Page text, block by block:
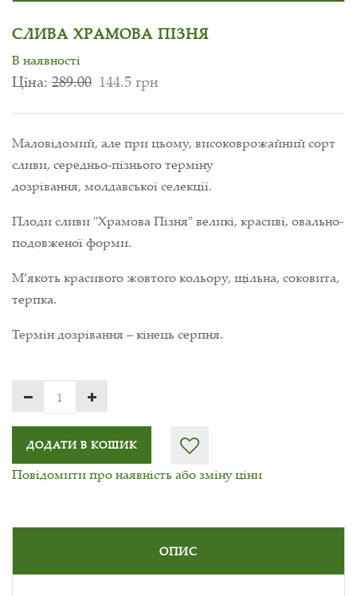
СЛИВА ХРАМОВА ПІЗНЯ
В наявності
Ціна: 289.00 144.5 грн
Маловідомий, але при цьому, високоврожайний сорт
сливи, середньо-пізнього терміну
дозрівання, молдавської селекції.
Плоди сливи "Храмова Пізня" великі, красиві, овально-
подовженої форми.
М’якоть красивого жовтого кольору, щільна, соковита,
терпка.
Термін дозрівання – кінець серпня.
ДОДАТИ В КОШИК
Повідомити про наявність або зміну ціни
ОПИС